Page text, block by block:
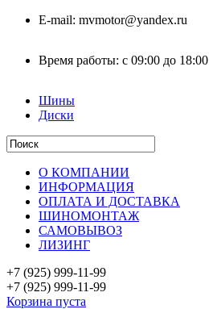
E-mail: mvmotor@yandex.ru
Время работы: с 09:00 до 18:00
Шины
Диски
О КОМПАНИИ
ИНФОРМАЦИЯ
ОПЛАТА И ДОСТАВКА
ШИНОМОНТАЖ
САМОВЫВОЗ
ЛИЗИНГ
+7 (925) 999-11-99
+7 (925) 999-11-99
Корзина пуста